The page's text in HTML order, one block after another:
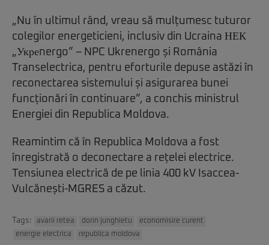
„Nu în ultimul rând, vreau să mulțumesc tuturor
colegilor energeticieni, inclusiv din Ucraina НЕК
„Укреnergo” – NPC Ukrenergo și România
Transelectrica, pentru eforturile depuse astăzi în
reconectarea sistemului și asigurarea bunei
funcționări în continuare”, a conchis ministrul
Energiei din Republica Moldova.
Reamintim că în Republica Moldova a fost
înregistrată o deconectare a rețelei electrice.
Tensiunea electrică de pe linia 400 kV Isaccea-
Vulcănești-MGRES a căzut.
Tags: avarii retea dorin junghietu
economisire curent
energie electrica
republica moldova